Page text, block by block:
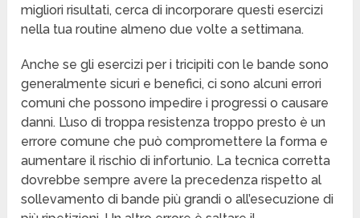
migliori risultati, cerca di incorporare questi esercizi
nella tua routine almeno due volte a settimana.
Anche se gli esercizi per i tricipiti con le bande sono
generalmente sicuri e benefici, ci sono alcuni errori
comuni che possono impedire i progressi o causare
danni. L’uso di troppa resistenza troppo presto è un
errore comune che può compromettere la forma e
aumentare il rischio di infortunio. La tecnica corretta
dovrebbe sempre avere la precedenza rispetto al
sollevamento di bande più grandi o all’esecuzione di